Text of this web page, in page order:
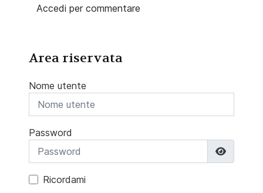
Accedi per commentare
Area riservata
Nome utente
Password
Ricordami